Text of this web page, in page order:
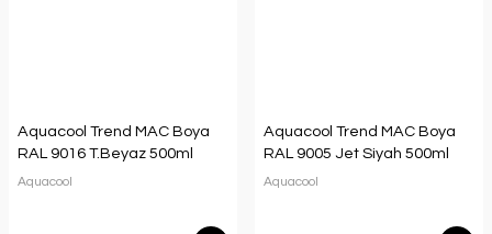
Aquacool Trend MAC Boya
RAL 9016 T.Beyaz 500ml
Aquacool
Aquacool Trend MAC Boya
RAL 9005 Jet Siyah 500ml
Aquacool